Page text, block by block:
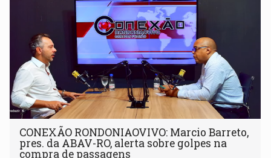
CONEXÃO RONDONIAOVIVO: Marcio Barreto,
pres. da ABAV-RO, alerta sobre golpes na
compra de passagens